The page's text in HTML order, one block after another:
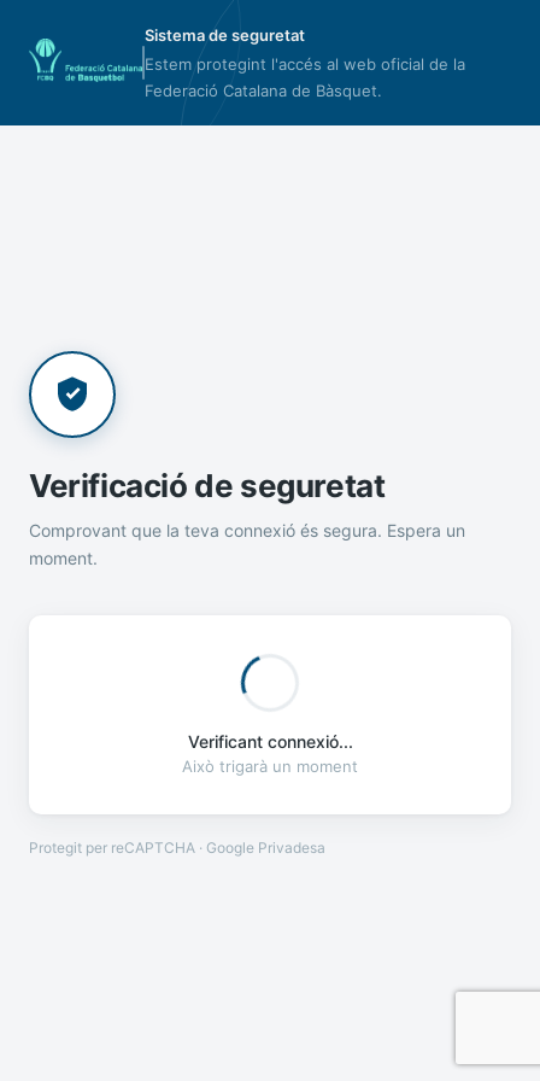
Sistema de seguretat
Estem protegint l'accés al web oficial de la
Federació Catalana de Bàsquet.
Verificació de seguretat
Comprovant que la teva connexió és segura. Espera un
moment.
Verificant connexió...
Això trigarà un moment
Protegit per reCAPTCHA · Google Privadesa